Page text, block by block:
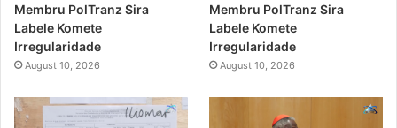
Membru PolTranz Sira
Labele Komete
Irregularidade
August 10, 2026
Membru PolTranz Sira
Labele Komete
Irregularidade
August 10, 2026